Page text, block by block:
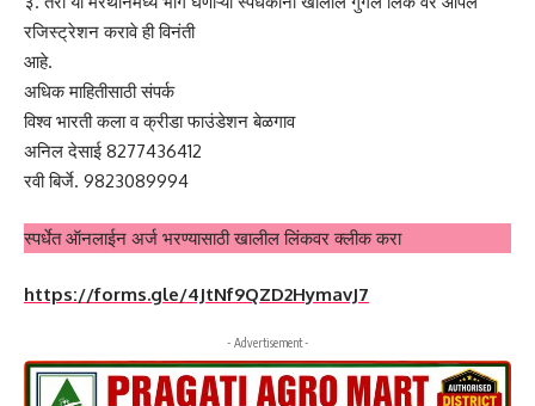
रजिस्ट्रेशन करावे ही विनंती
आहे.
अधिक माहितीसाठी संपर्क
विश्व भारती कला व क्रीडा फाउंडेशन बेळगाव
अनिल देसाई 8277436412
रवी बिर्जे. 9823089994
स्पर्धेत ऑनलाईन अर्ज भरण्यासाठी खालील लिंकवर क्लीक करा
https://forms.gle/4JtNf9QZD2HymavJ7
- Advertisement -